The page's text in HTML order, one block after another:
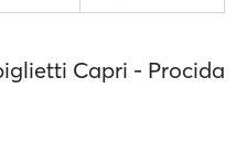
Capri - Procida